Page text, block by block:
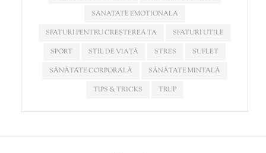
SANATATE EMOTIONALA
SFATURI PENTRU CREȘTEREA TA
SFATURI UTILE
SPORT
STIL DE VIAȚĂ STRES
SUFLET
SĂNĂTATE CORPORALĂ
SĂNĂTATE MINTALĂ
TIPS & TRICKS
TRUP